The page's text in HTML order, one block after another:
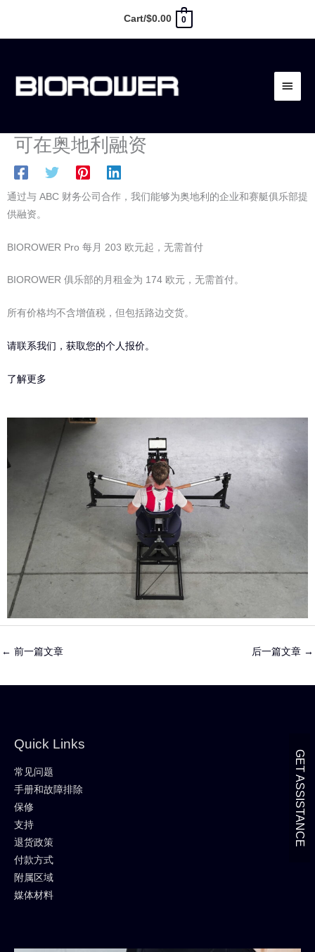
Cart/$0.00 0
菜
可在奥地利融资
通过与 ABC 财务公司合作，我们能够为奥地利的企业和赛艇俱乐部提
供融资。
BIOROWER Pro 每月 203 欧元起，无需首付
BIOROWER 俱乐部的月租金为 174 欧元，无需首付。
所有价格均不含增值税，但包括路边交货。
请联系我们，获取您的个人报价。
了解更多
← 前一篇文章 后一篇文章 →
Quick Links
常见问题
手册和故障排除
保修
支持
退货政策
付款方式
附属区域
媒体材料
GET ASSISTANCE